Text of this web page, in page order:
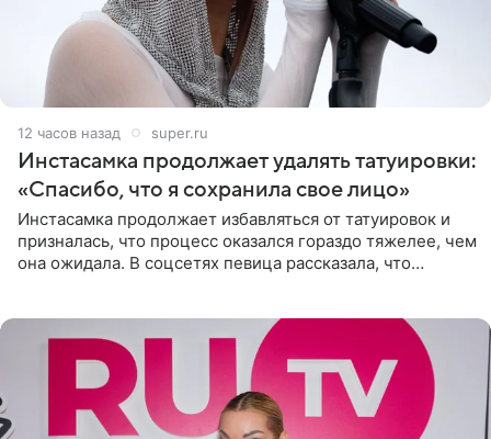
12 часов назад super.ru
Инстасамка продолжает удалять татуировки:
«Спасибо, что я сохранила свое лицо»
Инстасамка продолжает избавляться от татуировок и
призналась, что процесс оказался гораздо тяжелее, чем
она ожидала. В соцсетях певица рассказала, что